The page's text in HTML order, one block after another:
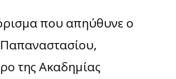
που απηύθυνε ο
της Ακαδημίας